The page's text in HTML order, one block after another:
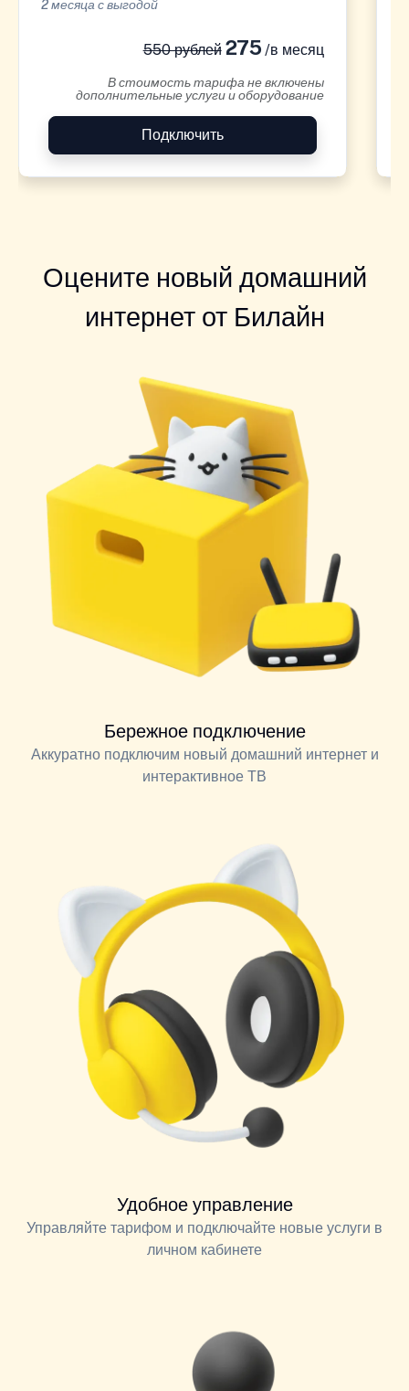
2 месяца с выгодой
550 рублей275 /в месяц
В стоимость тарифа не включены
дополнительные услуги и оборудование
Подключить
Оцените новый домашний
интернет от Билайн
Бережное подключение
Аккуратно подключим новый домашний интернет и
интерактивное ТВ
Удобное управление
Управляйте тарифом и подключайте новые услуги в
личном кабинете